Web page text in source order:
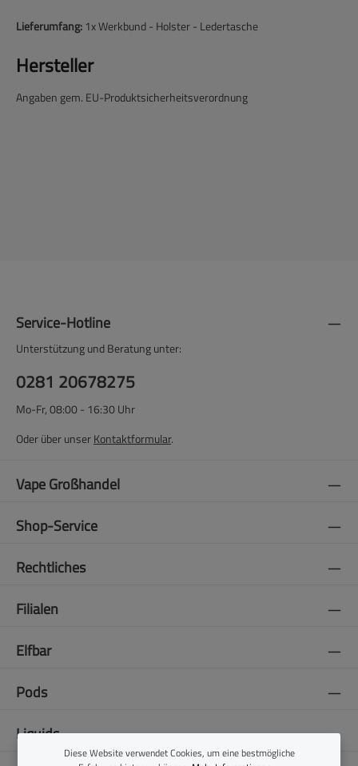
Lieferumfang: 1x Werkbund - Holster - Ledertasche
Hersteller
Angaben gem. EU-Produktsicherheitsverordnung
Service-Hotline
Unterstützung und Beratung unter:
0281 20678275
Mo-Fr, 08:00 - 16:30 Uhr
Oder über unserKontaktformular.
Vape Großhandel
Shop-Service
Rechtliches
Filialen
Elfbar
Pods
Liquids
Diese Website verwendet Cookies, um eine bestmögliche